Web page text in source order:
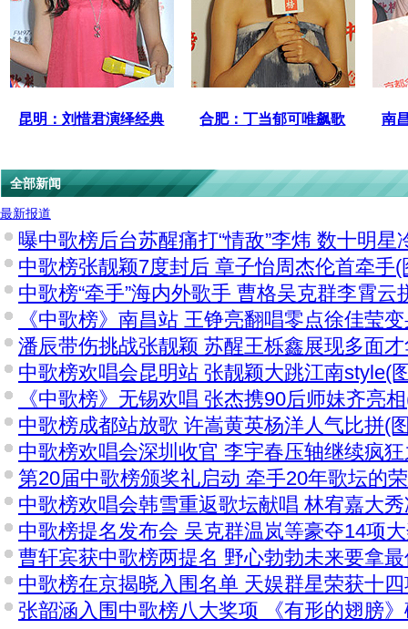
昆明：刘惜君演绎经典 合肥：丁当郁可唯飙歌 南
全部新闻
最新报道
曝中歌榜后台苏醒痛打“情敌”李炜 数十明星
中歌榜张靓颖7度封后 章子怡周杰伦首牵手(
中歌榜“牵手”海内外歌手 曹格吴克群李霄云
《中歌榜》南昌站 王铮亮翻唱零点徐佳莹
潘辰带伤挑战张靓颖 苏醒王栎鑫展现多面
中歌榜欢唱会昆明站 张靓颖大跳江南style(
《中歌榜》无锡欢唱 张杰携90后师妹齐亮
中歌榜成都站放歌 许嵩黄英杨洋人气比拼(
中歌榜欢唱会深圳收官 李宇春压轴继续疯
第20届中歌榜颁奖礼启动 牵手20年歌坛的
中歌榜欢唱会韩雪重返歌坛献唱 林宥嘉大
中歌榜提名发布会 吴克群温岚等豪夺14项
曹轩宾获中歌榜两提名 野心勃勃未来要拿
中歌榜在京揭晓入围名单 天娱群星荣获十
张韶涵入围中歌榜八大奖项 《有形的翅膀